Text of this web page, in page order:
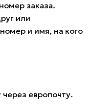
заказа.
или
и имя, на кого
европочту.